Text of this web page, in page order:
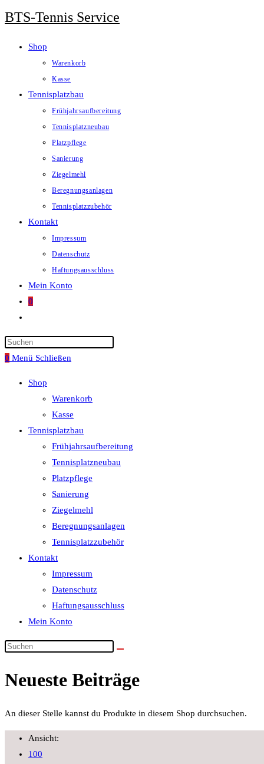
Zum
springen
BTS-Tennis Service
Shop
Warenkorb
Kasse
Tennisplatzbau
Frühjahrsaufbereitung
Tennisplatzneubau
Platzpflege
Sanierung
Ziegelmehl
Beregnungsanlagen
Tennisplatzzubehör
Kontakt
Impressum
Datenschutz
Haftungsausschluss
Mein Konto
0
umschalten
0 Menü Schließen
Shop
Warenkorb
Kasse
Tennisplatzbau
Frühjahrsaufbereitung
Tennisplatzneubau
Platzpflege
Sanierung
Ziegelmehl
Beregnungsanlagen
Tennisplatzzubehör
Kontakt
Impressum
Datenschutz
Haftungsausschluss
Mein Konto
Neueste Beiträge
An dieser Stelle kannst du Produkte in diesem Shop durchsuchen.
Ansicht:
100